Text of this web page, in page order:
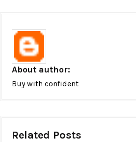
About author:
Buy with confident
Related Posts